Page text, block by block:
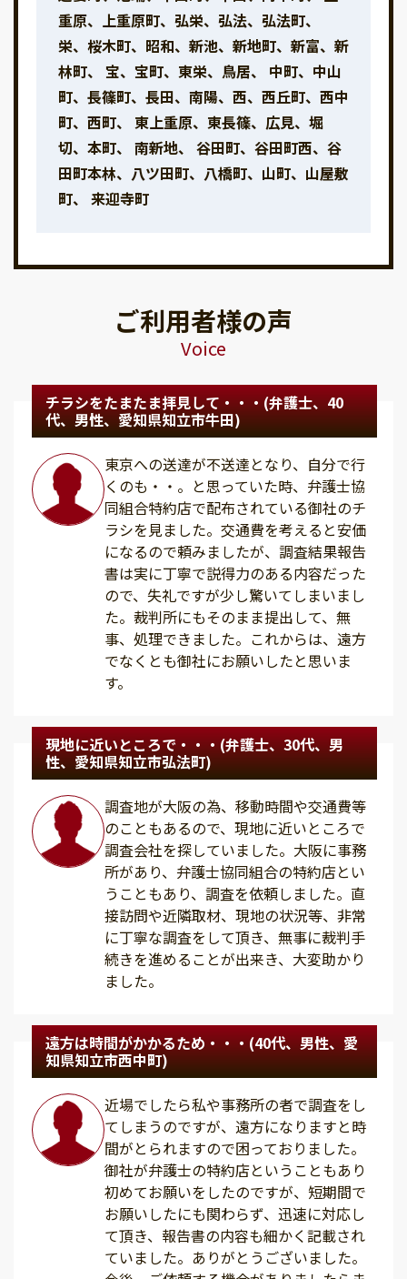
重原、上重原町、弘栄、弘法、弘法町、
栄、桜木町、昭和、新池、新地町、新富、新
林町、 宝、宝町、東栄、鳥居、 中町、中山
町、長篠町、長田、南陽、西、西丘町、西中
町、西町、 東上重原、東長篠、広見、堀
切、本町、 南新地、 谷田町、谷田町西、谷
田町本林、八ツ田町、八橋町、山町、山屋敷
町、 来迎寺町
ご利用者様の声
Voice
チラシをたまたま拝見して・・・(弁護士、40
代、男性、愛知県知立市牛田)
東京への送達が不送達となり、自分で行
くのも・・。と思っていた時、弁護士協
同組合特約店で配布されている御社のチ
ラシを見ました。交通費を考えると安価
になるので頼みましたが、調査結果報告
書は実に丁寧で説得力のある内容だった
ので、失礼ですが少し驚いてしまいまし
た。裁判所にもそのまま提出して、無
事、処理できました。これからは、遠方
でなくとも御社にお願いしたと思いま
す。
現地に近いところで・・・(弁護士、30代、男
性、愛知県知立市弘法町)
調査地が大阪の為、移動時間や交通費等
のこともあるので、現地に近いところで
調査会社を探していました。大阪に事務
所があり、弁護士協同組合の特約店とい
うこともあり、調査を依頼しました。直
接訪問や近隣取材、現地の状況等、非常
に丁寧な調査をして頂き、無事に裁判手
続きを進めることが出来き、大変助かり
ました。
遠方は時間がかかるため・・・(40代、男性、愛
知県知立市西中町)
近場でしたら私や事務所の者で調査をし
てしまうのですが、遠方になりますと時
間がとられますので困っておりました。
御社が弁護士の特約店ということもあり
初めてお願いをしたのですが、短期間で
お願いしたにも関わらず、迅速に対応し
て頂き、報告書の内容も細かく記載され
ていました。ありがとうございました。